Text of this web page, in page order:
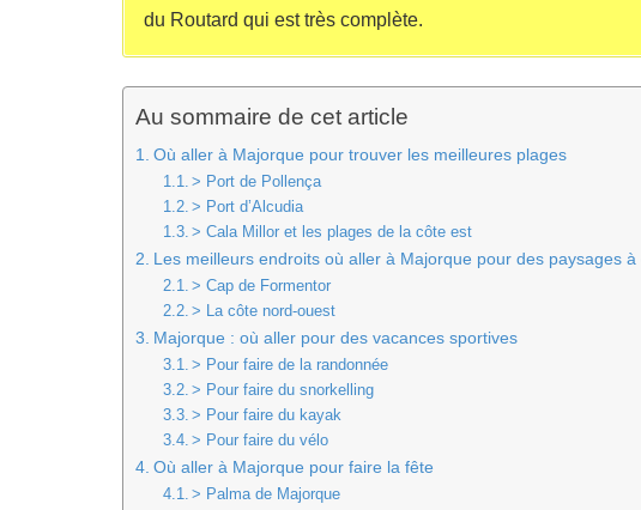
du Routard qui est très complète.
Au sommaire de cet article
Où aller à Majorque pour trouver les meilleures plages
> Port de Pollença
> Port d’Alcudia
> Cala Millor et les plages de la côte est
Les meilleurs endroits où aller à Majorque pour des paysages
> Cap de Formentor
> La côte nord-ouest
Majorque : où aller pour des vacances sportives
> Pour faire de la randonnée
> Pour faire du snorkelling
> Pour faire du kayak
> Pour faire du vélo
Où aller à Majorque pour faire la fête
> Palma de Majorque